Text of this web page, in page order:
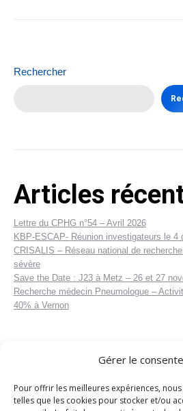
Gérer le
Pour offrir les meilleures expériences,
telles que les cookies pour stocker et/ou
Rechercher
Articles
Lettre du CPHG n°54 – Avril 2026
KBP-ESCAP- Réunion investigateurs le 4
CRISALIS – Réseau national de
sévère
Save the Date : J23 à Metz – 26 et 27
Recherche médecin Pneumologue –
40% à Vernon